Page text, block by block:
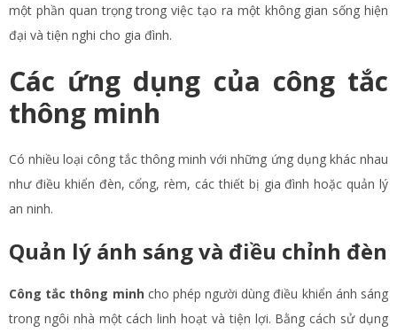
một phần quan trọng trong việc tạo ra một không gian sống hiện
đại và tiện nghi cho gia đình.
Các ứng dụng của công tắc
thông minh
Có nhiều loại công tắc thông minh với những ứng dụng khác nhau
như điều khiển đèn, cổng, rèm, các thiết bị gia đình hoặc quản lý
an ninh.
Quản lý ánh sáng và điều chỉnh đèn
Công tắc thông minh cho phép người dùng điều khiển ánh sáng
trong ngôi nhà một cách linh hoạt và tiện lợi. Bằng cách sử dụng